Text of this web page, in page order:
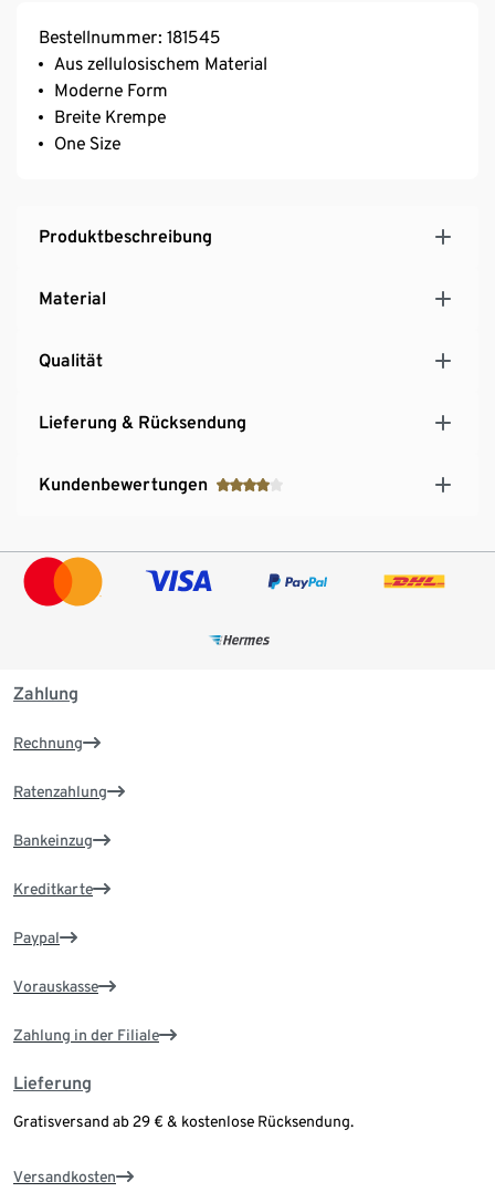
Bestellnummer: 181545
Aus zellulosischem Material
Moderne Form
Breite Krempe
One Size
Produktbeschreibung
Material
Qualität
Lieferung & Rücksendung
Kundenbewertungen
Zahlung
Rechnung
Ratenzahlung
Bankeinzug
Kreditkarte
Paypal
Vorauskasse
Zahlung in der Filiale
Lieferung
Gratisversand ab 29 € & kostenlose Rücksendung.
Versandkosten